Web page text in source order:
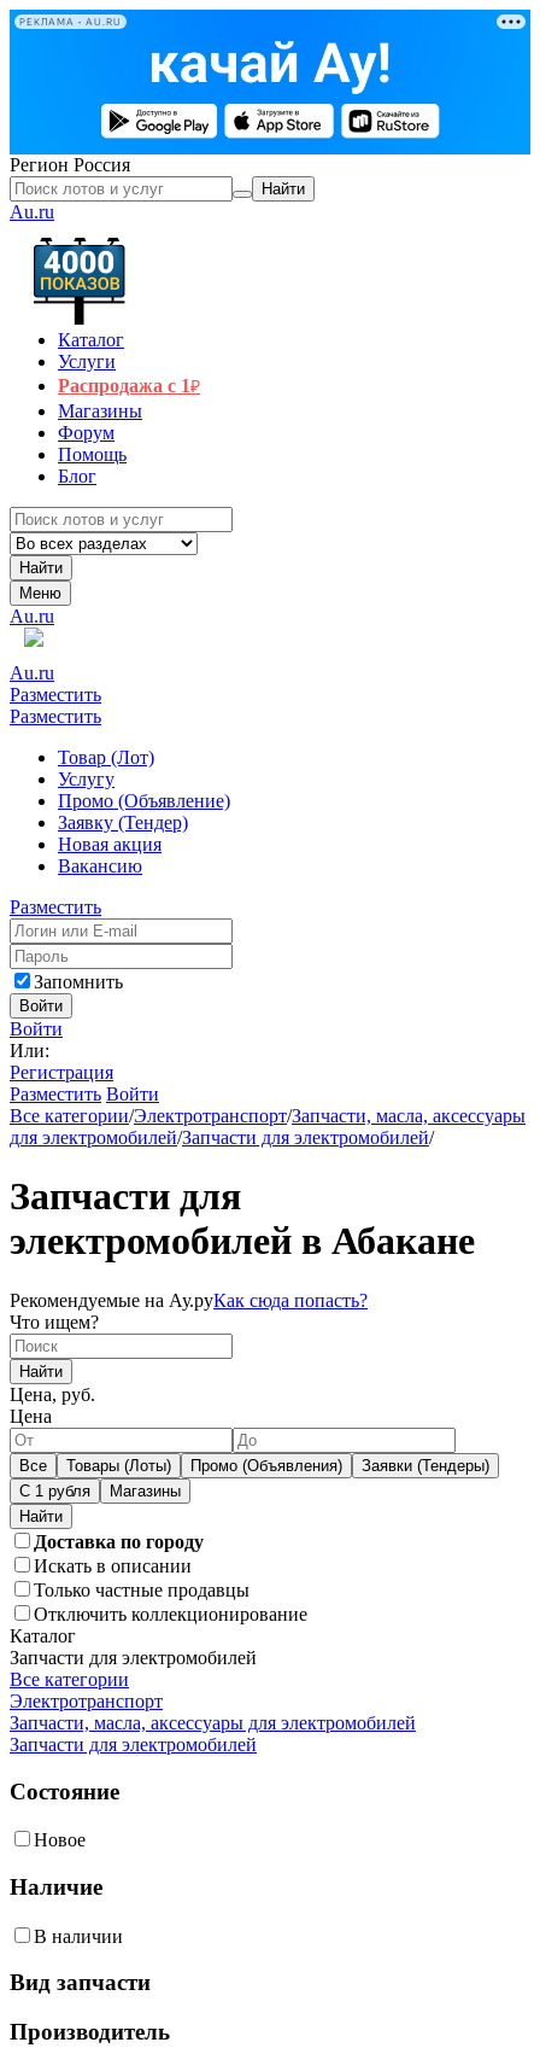
РЕКЛАМА • AU.RU
Регион Россия
Найти
Au.ru
Каталог
Услуги
Распродажа с 1₽
Магазины
Форум
Помощь
Блог
Найти
Меню
Au.ru
Au.ru
Разместить
Разместить
Товар (Лот)
Услугу
Промо (Объявление)
Заявку (Тендер)
Новая акция
Вакансию
Разместить
Запомнить
Войти
Войти
Или:
Регистрация
Разместить Войти
Все категории/Электротранспорт/Запчасти, масла, аксессуары
для электромобилей/Запчасти для электромобилей/
Запчасти для
электромобилей в Абакане
Рекомендуемые на Ау.руКак сюда попасть?
Что ищем?
Найти
Цена, руб.
Цена
Все Товары (Лоты) Промо (Объявления)
Заявки (Тендеры)
С 1 рубля
Магазины
Доставка по городу
Искать в описании
Только частные продавцы
Отключить коллекционирование
Каталог
Запчасти для электромобилей
Все категории
Электротранспорт
Запчасти, масла, аксессуары для электромобилей
Запчасти для электромобилей
Состояние
Новое
Наличие
В наличии
Вид запчасти
Производитель